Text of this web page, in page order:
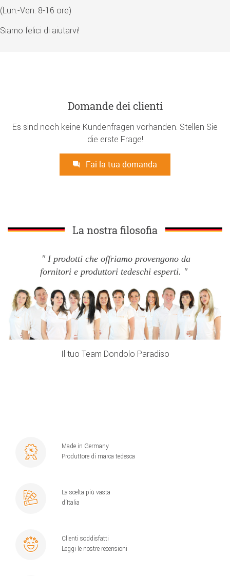
(Lun.-Ven. 8-16 ore)
Siamo felici di aiutarvi!
Domande dei clienti
Es sind noch keine Kundenfragen vorhanden. Stellen Sie
die erste Frage!
Fai la tua domanda
La nostra filosofia
I prodotti che offriamo provengono da
fornitori e produttori tedeschi esperti.
Il tuo Team Dondolo Paradiso
Made in Germany
Produttore di marca tedesca
La scelta più vasta
d´Italia
Clienti soddisfatti
Leggi le nostre recensioni